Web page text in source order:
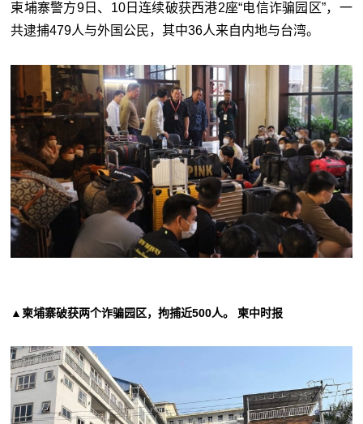
柬埔寨警方9日、10日连续破获西港2座“电信诈骗园区”，一
共逮捕479人与外国公民，其中36人来自内地与台湾。
▲柬埔寨破获两个诈骗园区，拘捕近500人。 柬中时报